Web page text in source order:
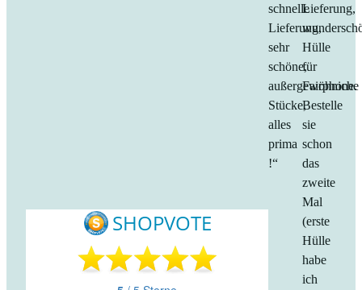
schnelle
Lieferung,
sehr
schöne,
außergewöhniche
Stücke,
alles
prima
!“
Lieferung,
Hülle
für
Fairphone.
Bestelle
sie
schon
das
zweite
Mal
(erste
Hülle
habe
ich